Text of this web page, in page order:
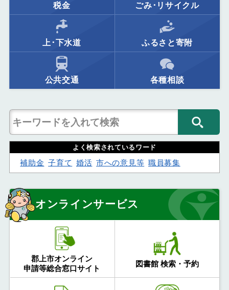
税金 ごみ･リサイクル
上･下水道 ふるさと寄附
公共交通 各種相談
よく検索されているワード
補助金 子育て 婚活 市への意見等 職員募集
オンラインサービス
郡上市オンライン
申請等総合窓口サイト
図書館 検索・予約